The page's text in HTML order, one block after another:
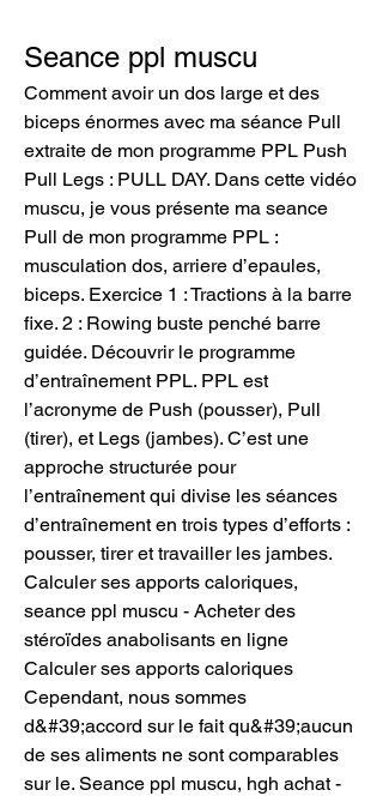
Seance ppl muscu
Comment avoir un dos large et des
biceps énormes avec ma séance Pull
extraite de mon programme PPL Push
Pull Legs : PULL DAY. Dans cette vidéo
muscu, je vous présente ma seance
Pull de mon programme PPL :
musculation dos, arriere d’epaules,
biceps. Exercice 1 : Tractions à la barre
fixe. 2 : Rowing buste penché barre
guidée. Découvrir le programme
d’entraînement PPL. PPL est
l’acronyme de Push (pousser), Pull
(tirer), et Legs (jambes). C’est une
approche structurée pour
l’entraînement qui divise les séances
d’entraînement en trois types d’efforts :
pousser, tirer et travailler les jambes.
Calculer ses apports caloriques,
seance ppl muscu - Acheter des
stéroïdes anabolisants en ligne
Calculer ses apports caloriques
Cependant, nous sommes
d&#39;accord sur le fait qu&#39;aucun
de ses aliments ne sont comparables
sur le. Seance ppl muscu, hgh achat -